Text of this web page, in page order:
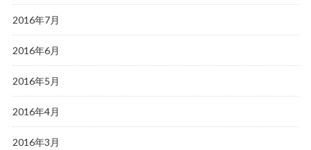
2016年7月
2016年6月
2016年5月
2016年4月
2016年3月